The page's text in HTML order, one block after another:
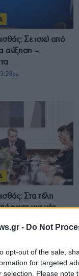
- Do Not
opt-out of the sale,
for targeted
selection. Please note
Σε ισχύ από
αύξηση –
Στα τέλη
για νέα
και εργασία